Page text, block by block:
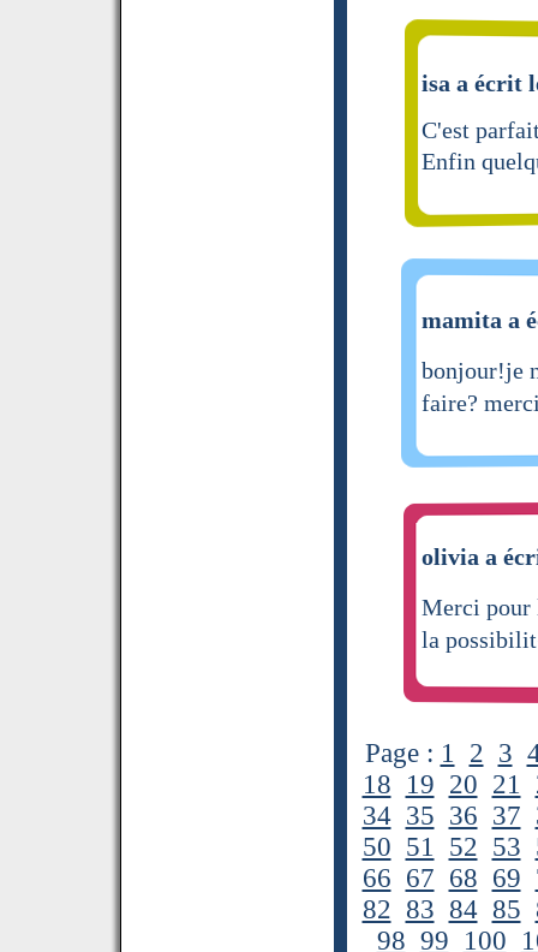
isa a écrit
C'est
Enfin
mamita a
bonjour!je
faire?
olivia a
Merci
la
Page : 1 2 3
18 19 20 21
34 35 36 37
50 51 52 53
66 67 68 69
82 83 84 85
98 99 100